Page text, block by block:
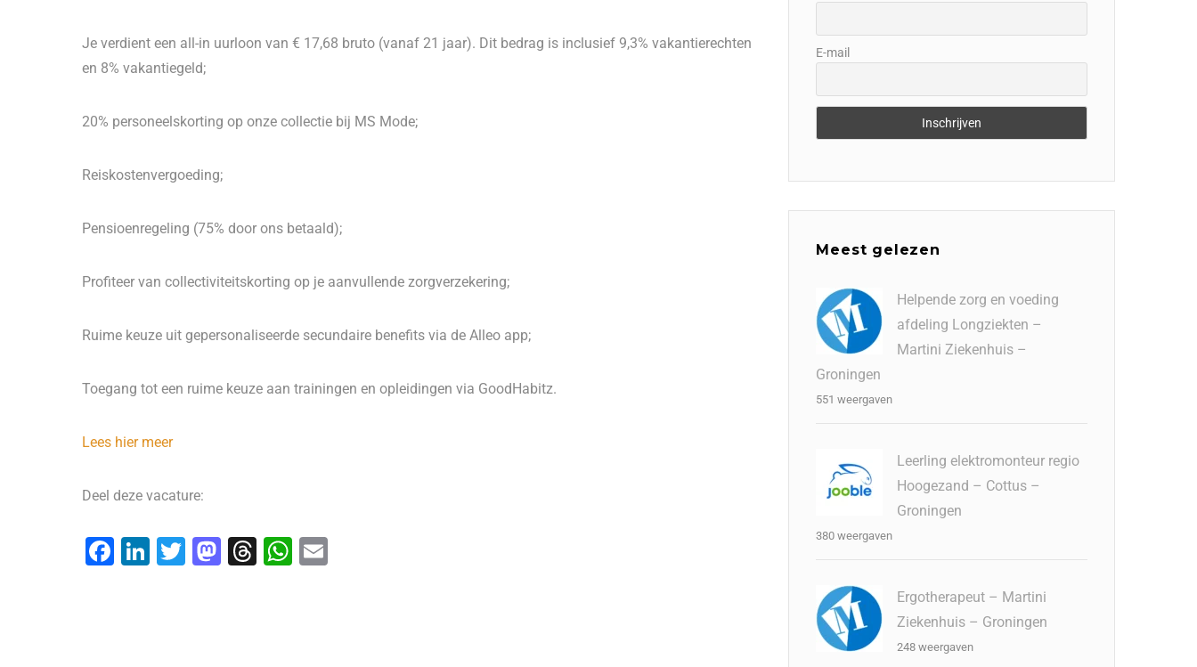
Je verdient een all-in uurloon van € 17,68 bruto (vanaf 21 jaar). Dit bedrag is inclusief 9,3% vakantierechten
en 8% vakantiegeld;
20% personeelskorting op onze collectie bij MS Mode;
Reiskostenvergoeding;
Pensioenregeling (75% door ons betaald);
Profiteer van collectiviteitskorting op je aanvullende zorgverzekering;
Ruime keuze uit gepersonaliseerde secundaire benefits via de Alleo app;
Toegang tot een ruime keuze aan trainingen en opleidingen via GoodHabitz.
Lees hier meer
Deel deze vacature:
F
Li
T
M T
W
E-mail
Meest gelezen
Helpende zorg en voeding
afdeling Longziekten –
Martini Ziekenhuis –
Groningen
551 weergaven
Leerling elektromonteur regio
Hoogezand – Cottus –
Groningen
380 weergaven
Ergotherapeut – Martini
Ziekenhuis – Groningen
248 weergaven